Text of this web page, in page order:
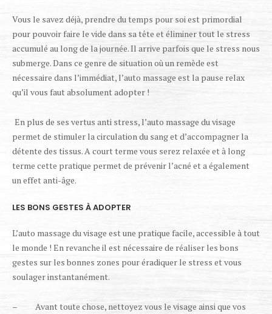
Vous le savez déjà, prendre du temps pour soi est primordial
pour pouvoir faire le vide dans sa tête et éliminer tout le stress
accumulé au long de la journée. Il arrive parfois que le stress nous
submerge. Dans ce genre de situation où un remède est
nécessaire dans l’immédiat, l’auto massage est la pause relax
qu’il vous faut absolument adopter !
En plus de ses vertus anti stress, l’auto massage du visage
permet de stimuler la circulation du sang et d’accompagner la
détente des tissus. A court terme vous serez relaxée et à long
terme cette pratique permet de prévenir l’acné et a également
un effet anti-âge.
LES BONS GESTES À ADOPTER
L’auto massage du visage est une pratique facile, accessible à tout
le monde ! En revanche il est nécessaire de réaliser les bons
gestes sur les bonnes zones pour éradiquer le stress et vous
soulager instantanément.
– Avant toute chose, nettoyez vous le visage ainsi que vos